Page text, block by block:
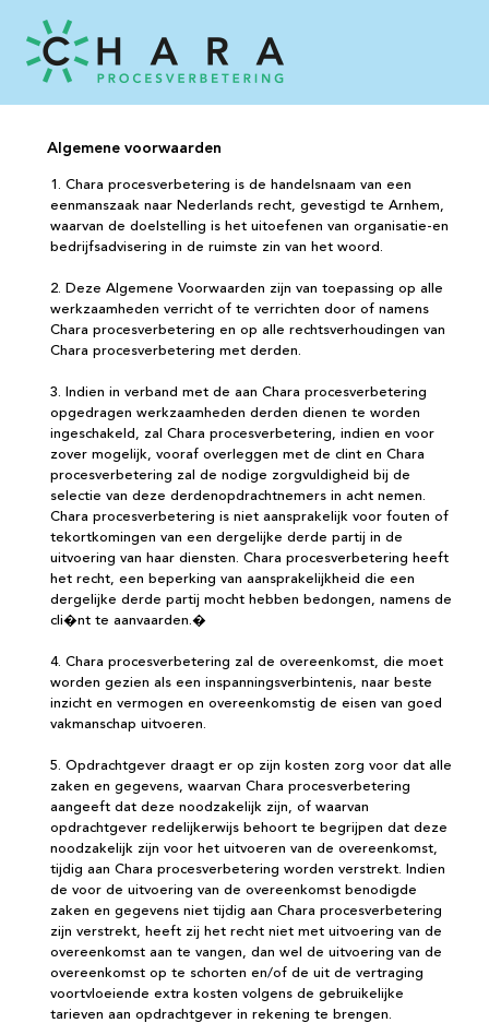
Algemene voorwaarden
1. Chara procesverbetering is de handelsnaam van een
eenmanszaak naar Nederlands recht, gevestigd te Arnhem,
waarvan de doelstelling is het uitoefenen van organisatie-en
bedrijfsadvisering in de ruimste zin van het woord.
2. Deze Algemene Voorwaarden zijn van toepassing op alle
werkzaamheden verricht of te verrichten door of namens
Chara procesverbetering en op alle rechtsverhoudingen van
Chara procesverbetering met derden.
3. Indien in verband met de aan Chara procesverbetering
opgedragen werkzaamheden derden dienen te worden
ingeschakeld, zal Chara procesverbetering, indien en voor
zover mogelijk, vooraf overleggen met de clint en Chara
procesverbetering zal de nodige zorgvuldigheid bij de
selectie van deze derdenopdrachtnemers in acht nemen.
Chara procesverbetering is niet aansprakelijk voor fouten of
tekortkomingen van een dergelijke derde partij in de
uitvoering van haar diensten. Chara procesverbetering heeft
het recht, een beperking van aansprakelijkheid die een
dergelijke derde partij mocht hebben bedongen, namens de
cli�nt te aanvaarden.�
4. Chara procesverbetering zal de overeenkomst, die moet
worden gezien als een inspanningsverbintenis, naar beste
inzicht en vermogen en overeenkomstig de eisen van goed
vakmanschap uitvoeren.
5. Opdrachtgever draagt er op zijn kosten zorg voor dat alle
zaken en gegevens, waarvan Chara procesverbetering
aangeeft dat deze noodzakelijk zijn, of waarvan
opdrachtgever redelijkerwijs behoort te begrijpen dat deze
noodzakelijk zijn voor het uitvoeren van de overeenkomst,
tijdig aan Chara procesverbetering worden verstrekt. Indien
de voor de uitvoering van de overeenkomst benodigde
zaken en gegevens niet tijdig aan Chara procesverbetering
zijn verstrekt, heeft zij het recht niet met uitvoering van de
overeenkomst aan te vangen, dan wel de uitvoering van de
overeenkomst op te schorten en/of de uit de vertraging
voortvloeiende extra kosten volgens de gebruikelijke
tarieven aan opdrachtgever in rekening te brengen.